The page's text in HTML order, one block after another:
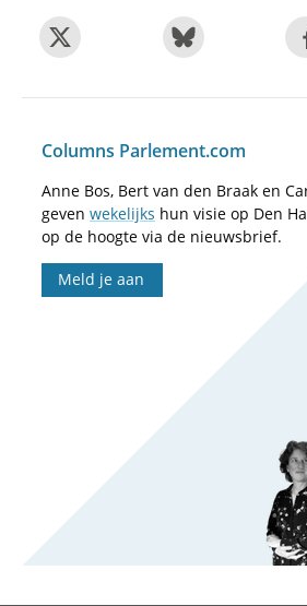
Columns Parlement.com
Anne Bos, Bert van den Braak en
geven wekelijks hun visie op Den
op de hoogte via de nieuwsbrief.
Meld je aan